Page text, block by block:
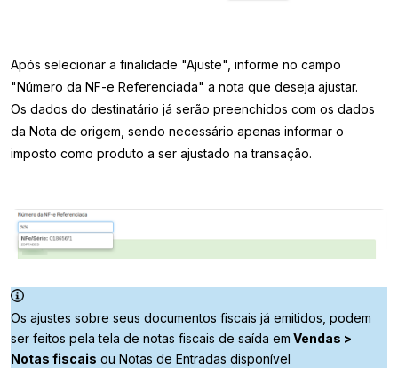
Após selecionar a finalidade "Ajuste", informe no campo
"Número da NF-e Referenciada" a nota que deseja ajustar.
Os dados do destinatário já serão preenchidos com os dados
da Nota de origem, sendo necessário apenas informar o
imposto como produto a ser ajustado na transação.
Os ajustes sobre seus documentos fiscais já emitidos, podem
ser feitos pela tela de notas fiscais de saída em Vendas >
Notas fiscais ou Notas de Entradas disponível